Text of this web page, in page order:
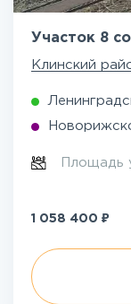
Участок 8
Клинский
Площадь
1 058 400 ₽